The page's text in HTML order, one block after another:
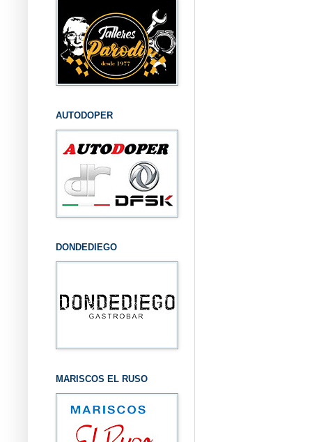
AUTODOPER
DONDEDIEGO
MARISCOS EL RUSO